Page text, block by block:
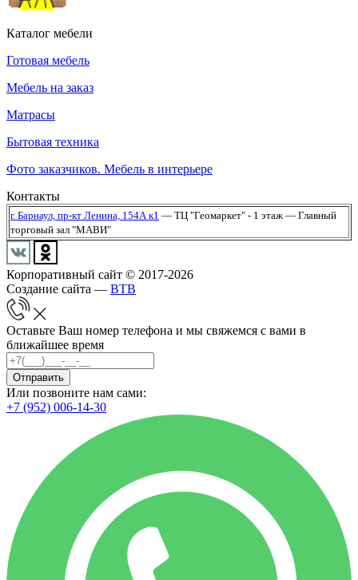
Каталог мебели
Готовая мебель
Мебель на заказ
Матрасы
Бытовая техника
Фото заказчиков. Мебель в интерьере
Контакты
г. Барнаул, пр-кт Ленина, 154А к1 — ТЦ "Геомаркет" - 1 этаж — Главный
торговый зал "МАВИ"
Корпоративный сайт © 2017-2026
Создание сайта — BTB
Оставьте Ваш номер телефона и мы свяжемся с вами в
ближайшее время
Отправить
Или позвоните нам сами:
+7 (952) 006-14-30